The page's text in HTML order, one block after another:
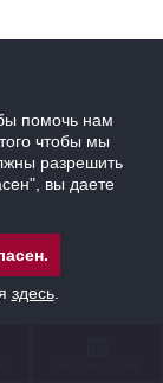
помочь нам
чтобы мы
разрешить
вы даете
здесь.